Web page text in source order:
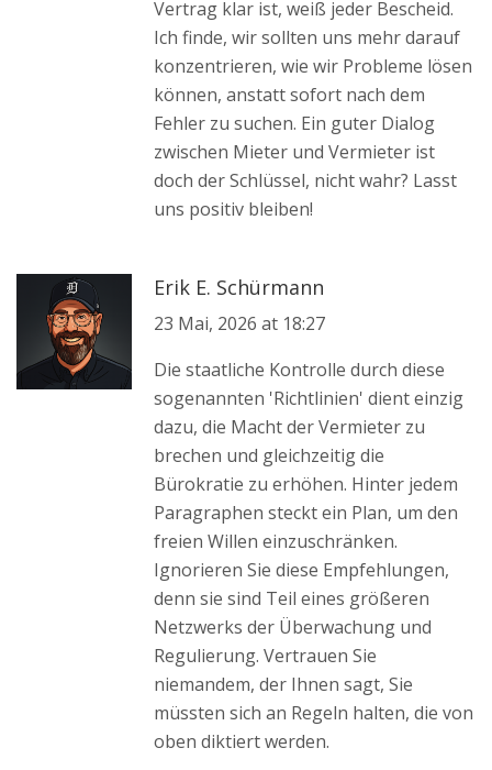
Vertrag klar ist, weiß jeder Bescheid.
Ich finde, wir sollten uns mehr darauf
konzentrieren, wie wir Probleme lösen
können, anstatt sofort nach dem
Fehler zu suchen. Ein guter Dialog
zwischen Mieter und Vermieter ist
doch der Schlüssel, nicht wahr? Lasst
uns positiv bleiben!
Erik E. Schürmann
23 Mai, 2026 at 18:27
Die staatliche Kontrolle durch diese
sogenannten 'Richtlinien' dient einzig
dazu, die Macht der Vermieter zu
brechen und gleichzeitig die
Bürokratie zu erhöhen. Hinter jedem
Paragraphen steckt ein Plan, um den
freien Willen einzuschränken.
Ignorieren Sie diese Empfehlungen,
denn sie sind Teil eines größeren
Netzwerks der Überwachung und
Regulierung. Vertrauen Sie
niemandem, der Ihnen sagt, Sie
müssten sich an Regeln halten, die von
oben diktiert werden.